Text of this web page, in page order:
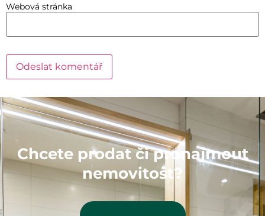
Webová stránka
Chcete prodat či pronajmout
nemovitost?